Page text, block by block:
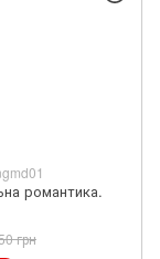
романтика.
грн